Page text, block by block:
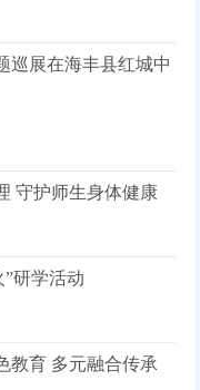
巡展在海丰县红城中
守护师生身体健康
研学活动
教育 多元融合传承